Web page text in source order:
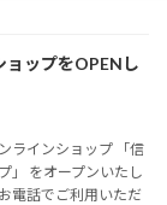
ョップをOPENし
ラインショップ 「信
」 をオープンいたし
電話でご利用いただ